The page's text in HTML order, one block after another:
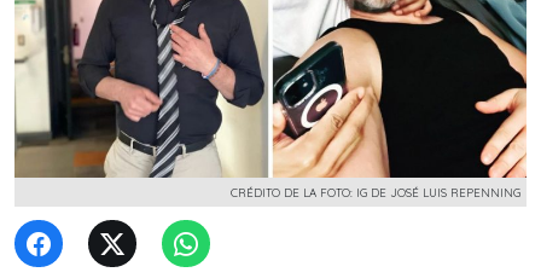
CRÉDITO DE LA FOTO: IG DE JOSÉ LUIS REPENNING